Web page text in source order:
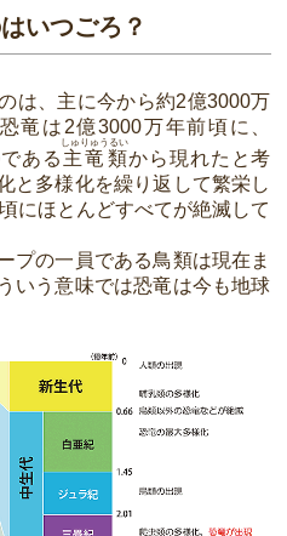
いつごろ？
は、主に今から約2億3000万
竜は2億3000万年前頃に、
ある 主竜類
しゅりゅうるい
から現れたと考
と多様化を繰り返して繁栄し
にほとんどすべてが絶滅して
プの一員である鳥類は現在ま
いう意味では恐竜は今も地球